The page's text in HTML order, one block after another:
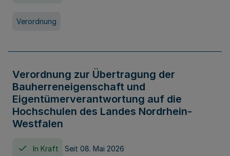
Verordnung
Verordnung zur Übertragung der
Bauherreneigenschaft und
Eigentümerverantwortung auf die
Hochschulen des Landes Nordrhein-
Westfalen
In Kraft Seit 08. Mai 2026